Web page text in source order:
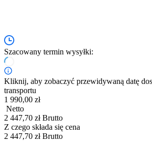
Szacowany termin wysyłki:
Kliknij, aby zobaczyć przewidywaną datę
transportu
1 990,00 zł
Netto
2 447,70 zł Brutto
Z czego składa się cena
2 447,70 zł Brutto